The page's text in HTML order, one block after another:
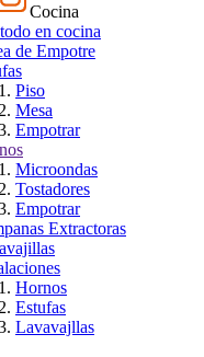
Cocina
en cocina
de Empotre
Piso
Mesa
Empotrar
Microondas
Tostadores
Empotrar
Extractoras
Hornos
Estufas
Lavavajllas